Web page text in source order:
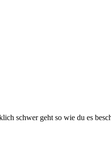
schwer geht so wie du es